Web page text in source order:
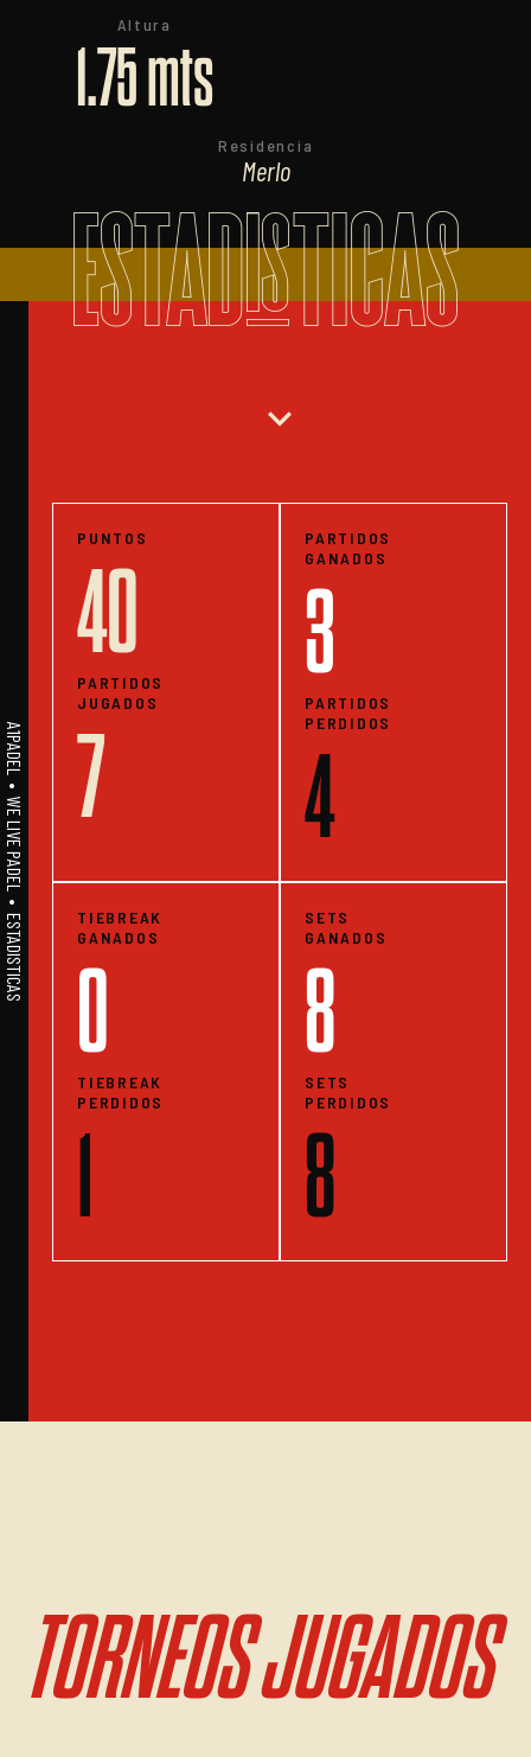
Altura
1.75 mts
Residencia
Merlo
ESTADISTICAS
A1PADEL • WE LIVE PADEL • ESTADISTICAS
expand_more
PUNTOS
40
PARTIDOS
JUGADOS
7
PARTIDOS
GANADOS
3
PARTIDOS
PERDIDOS
4
TIEBREAK
GANADOS
0
TIEBREAK
PERDIDOS
1
SETS
GANADOS
8
SETS
PERDIDOS
8
TORNEOS JUGADOS